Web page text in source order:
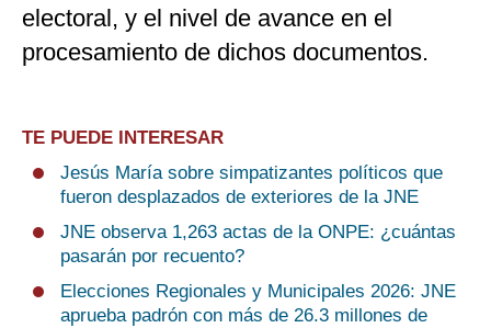
electoral, y el nivel de avance en el
procesamiento de dichos documentos.
TE PUEDE INTERESAR
Jesús María sobre simpatizantes políticos que
fueron desplazados de exteriores de la JNE
JNE observa 1,263 actas de la ONPE: ¿cuántas
pasarán por recuento?
Elecciones Regionales y Municipales 2026: JNE
aprueba padrón con más de 26.3 millones de